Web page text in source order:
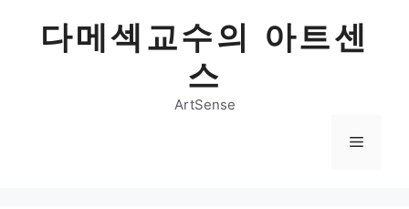
다메섹교수의 아트센
스
ArtSense
Menu